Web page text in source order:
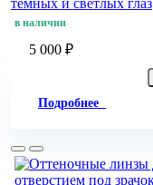
темных и светлых глаз
в наличии
5 000 ₽
Подробнее